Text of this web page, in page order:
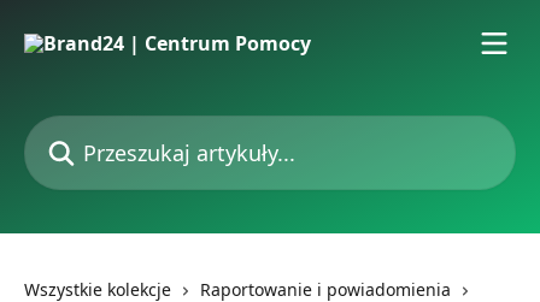
Przeszukaj artykuły...
Wszystkie kolekcje
Raportowanie i powiadomienia